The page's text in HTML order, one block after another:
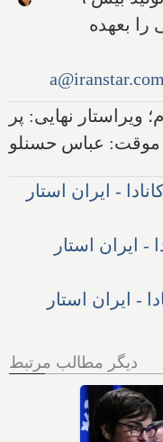
را بعهده
a@iranstar.com
ویراستار نهایی: پر
موقت: عباس حسنلو
- ایران استار
- ایران استار
- ایران استار
دیگر مطالب مرتبط